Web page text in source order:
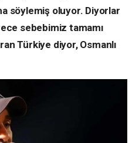
söylemiş oluyor. Diyorlar
sebebimiz tamamı
Türkiye diyor, Osmanlı